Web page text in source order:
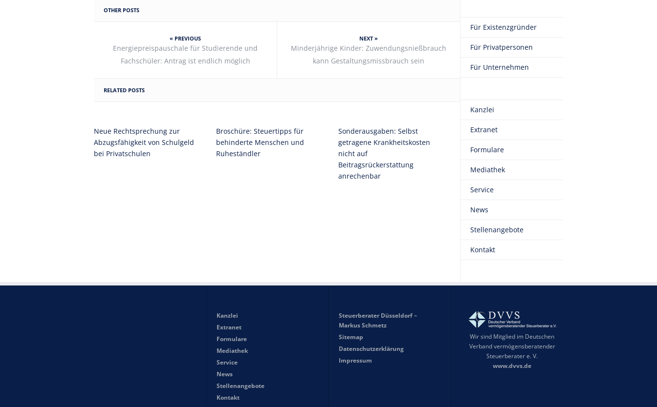
OTHER POSTS
« PREVIOUS
Energiepreispauschale für Studierende und
Fachschüler: Antrag ist endlich möglich
NEXT »
Minderjährige Kinder: Zuwendungsnießbrauch
kann Gestaltungsmissbrauch sein
RELATED POSTS
Neue Rechtsprechung zur
Abzugsfähigkeit von Schulgeld
bei Privatschulen
Broschüre: Steuertipps für
behinderte Menschen und
Ruheständler
Sonderausgaben: Selbst
getragene Krankheitskosten
nicht auf
Beitragsrückerstattung
anrechenbar
Für Existenzgründer
Für Privatpersonen
Für Unternehmen
Kanzlei
Extranet
Formulare
Mediathek
Service
News
Stellenangebote
Kontakt
Kanzlei
Extranet
Formulare
Mediathek
Service
News
Stellenangebote
Kontakt
Steuerberater Düsseldorf –
Markus Schmetz
Sitemap
Datenschutzerklärung
Impressum
Wir sind Mitglied im Deutschen
Verband vermögensberatender
Steuerberater e. V.
www.dvvs.de